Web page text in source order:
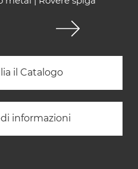
il Catalogo
informazioni